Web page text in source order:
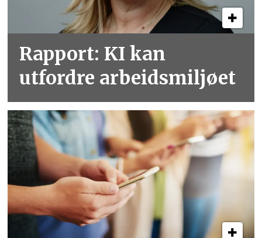
Rapport: KI kan
utfordre arbeidsmiljøet